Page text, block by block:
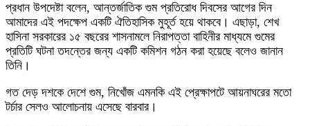
প্রধান উপদেষ্টা বলেন, আন্তর্জাতিক গুম প্রতিরোধ দিবসের আগের দিন
আমাদের এই পদক্ষেপ একটি ঐতিহাসিক মুহূর্ত হয়ে থাকবে। এছাড়া, শেখ
হাসিনা সরকারের ১৫ বছরের শাসনামলে নিরাপত্তা বাহিনীর মাধ্যমে গুমের
প্রতিটি ঘটনা তদন্তের জন্য একটি কমিশন গঠন করা হয়েছে বলেও জানান
তিনি।
গত দেড় দশকে দেশে গুম, নিখোঁজ এমনকি এই প্রেক্ষাপটে আয়নাঘরের মতো
টর্চার সেলও আলোচনায় এসেছে বারবার।